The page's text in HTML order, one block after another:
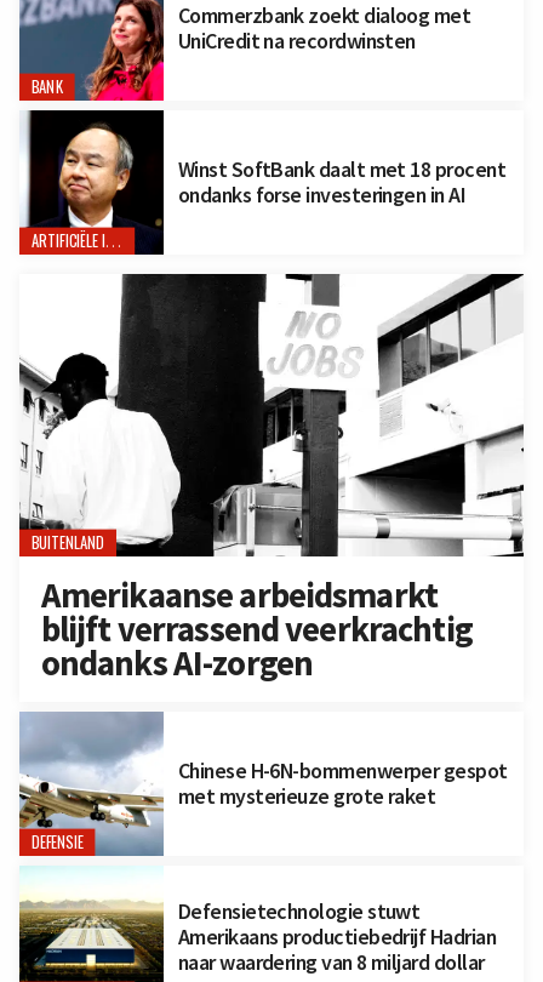
BANK
Commerzbank zoekt dialoog met
UniCredit na recordwinsten
ARTIFICIËLE INTELLIGENTIE
Winst SoftBank daalt met 18 procent
ondanks forse investeringen in AI
BUITENLAND
Amerikaanse arbeidsmarkt
blijft verrassend veerkrachtig
ondanks AI-zorgen
DEFENSIE
Chinese H-6N-bommenwerper gespot
met mysterieuze grote raket
Defensietechnologie stuwt
Amerikaans productiebedrijf Hadrian
naar waardering van 8 miljard dollar